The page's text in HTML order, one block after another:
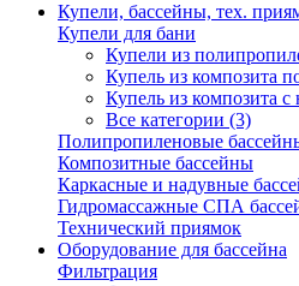
Купели, бассейны, тех.
Купели для бани
Купели из
Купель из композита
Купель из композита
Все категории (3)
Полипропиленовые
Композитные бассейны
Каркасные и надувные
Гидромассажные СПА
Технический приямок
Оборудование для бассейна
Фильтрация